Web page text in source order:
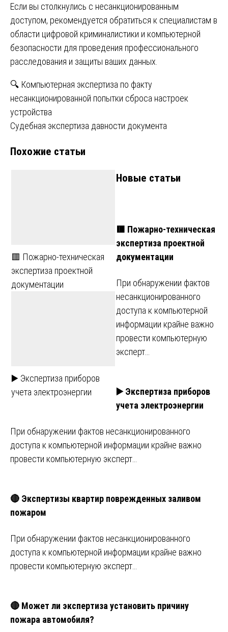
Если вы столкнулись с несанкционированным
доступом, рекомендуется обратиться к специалистам в
области цифровой криминалистики и компьютерной
безопасности для проведения профессионального
расследования и защиты ваших данных.
Навигация
по
записям
🔍 Компьютерная экспертиза по факту
несанкционированной попытки сброса настроек
устройства
Судебная экспертиза давности документа
Похожие статьи
🟥 Пожарно-техническая
экспертиза проектной
документации
▶️ Экспертиза приборов
учета электроэнергии
Новые статьи
🟥 Пожарно-техническая
экспертиза проектной
документации
При обнаружении фактов
несанкционированного
доступа к компьютерной
информации крайне важно
провести компьютерную
эксперт…
▶️ Экспертиза приборов
учета электроэнергии
При обнаружении фактов несанкционированного
доступа к компьютерной информации крайне важно
провести компьютерную эксперт…
🔴 Экспертизы квартир поврежденных заливом
пожаром
При обнаружении фактов несанкционированного
доступа к компьютерной информации крайне важно
провести компьютерную эксперт…
🔴 Может ли экспертиза установить причину
пожара автомобиля?